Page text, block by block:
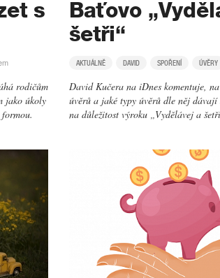
s
rodičům
jako úkoly
Baťovo
šetři“
AKTUÁLNĚ DAVID SPOŘENÍ ÚVĚRY
David Kučera na iDnes komentuje,
úvěrů a jaké typy úvěrů dle něj
na důležitost výroku „Vydělávej a